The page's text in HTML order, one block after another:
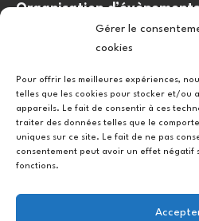
Gérer le
cookies
Pour offrir les meilleures expériences,
telles que les cookies pour stocker et/ou
appareils. Le fait de consentir à ces
traiter des données telles que le
uniques sur ce site. Le fait de ne pas
consentement peut avoir un effet négatif
fonctions.
Organisation d’évènements
viedulieu@quatrequarts.coop
Politique de cookies (UE)